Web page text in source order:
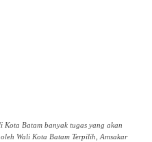
Kota Batam banyak tugas yang akan
Wali Kota Batam Terpilih, Amsakar